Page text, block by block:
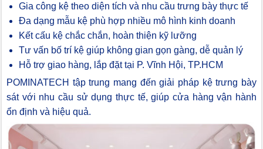
Gia công kệ theo diện tích và nhu cầu trưng bày thực tế
Đa dạng mẫu kệ phù hợp nhiều mô hình kinh doanh
Kết cấu kệ chắc chắn, hoàn thiện kỹ lưỡng
Tư vấn bố trí kệ giúp không gian gọn gàng, dễ quản lý
Hỗ trợ giao hàng, lắp đặt tại P. Vĩnh Hội, TP.HCM
POMINATECH tập trung mang đến giải pháp kệ trưng bày
sát với nhu cầu sử dụng thực tế, giúp cửa hàng vận hành
ổn định và hiệu quả.